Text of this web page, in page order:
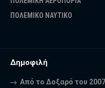
ΠΟΛΕΜΙΚΟ ΝΑΥΤΙΚΟ
Δημοφιλή
Από το Δοξαρό του